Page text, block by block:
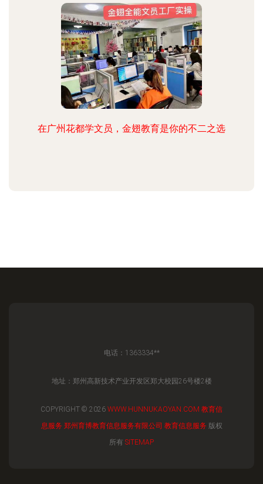
在广州花都学文员，金翅教育是你的不二之选
电话：1363334**
地址：郑州高新技术产业开发区郑大校园26号楼2楼
COPYRIGHT © 2026 WWW.HUNNUKAOYAN.COM 教育信
息服务 郑州育博教育信息服务有限公司 教育信息服务 版权
所有 SITEMAP